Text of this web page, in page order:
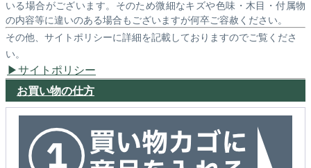
いる場合がございます。そのため微細なキズや色味・木目・付属物
の内容等に違いのある場合もございますが何卒ご容赦ください。
その他、サイトポリシーに詳細を記載しておりますのでご覧くださ
い。
サイトポリシー
お買い物の仕方